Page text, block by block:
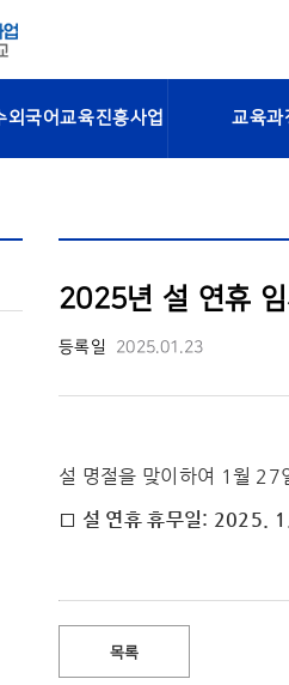
외국어교육진흥사업 교육과
2025년 설 연휴
등록일 2025.01.23
설 명절을 맞이하여 1월 27
□ 설 연휴 휴무일: 2025.
목록